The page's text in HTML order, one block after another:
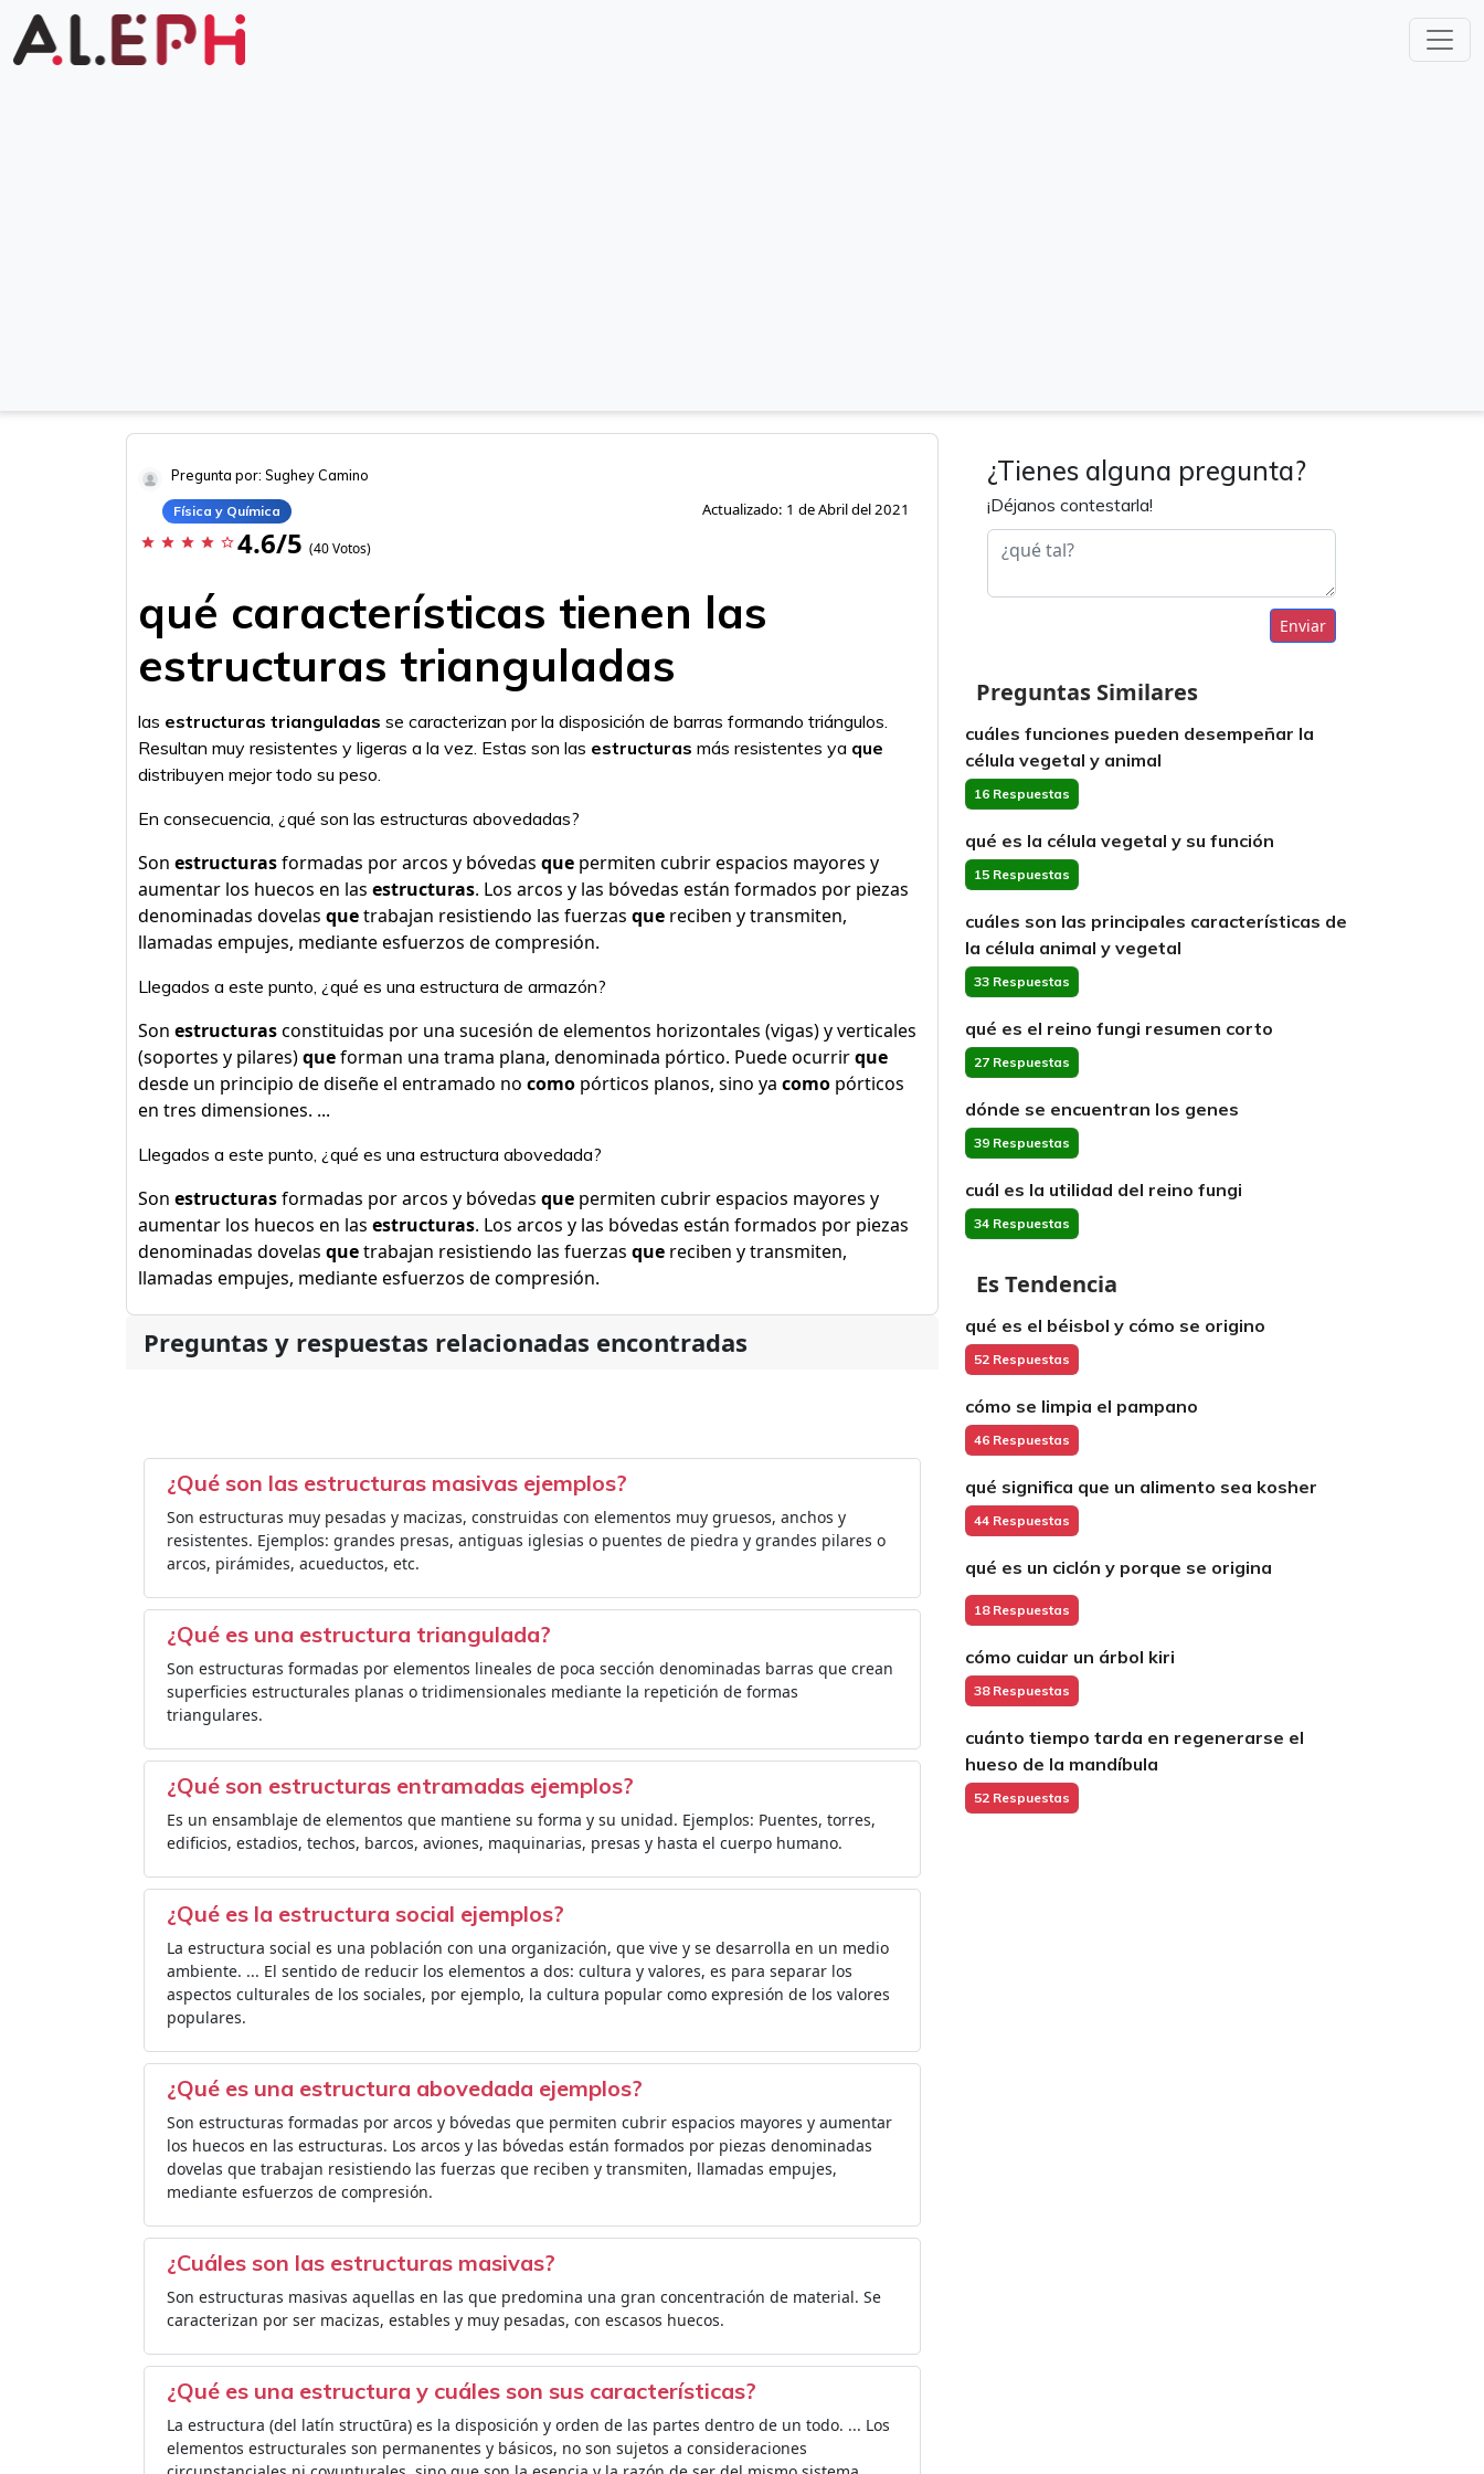
Pregunta por: Sughey Camino
Física y Química Actualizado: 1 de Abril del 2021
star star star star star_border 4.6/5 (40 Votos)
qué características tienen las
estructuras trianguladas
las estructuras trianguladas se caracterizan por la disposición de barras formando triángulos.
Resultan muy resistentes y ligeras a la vez. Estas son las estructuras más resistentes ya que
distribuyen mejor todo su peso.
En consecuencia, ¿qué son las estructuras abovedadas?
Son estructurasformadas por arcos y bóvedas que permiten cubrir espacios mayores y
aumentar los huecos en las estructuras. Los arcos y las bóvedas están formados por piezas
denominadas dovelas quetrabajan resistiendo las fuerzas que reciben y transmiten,
llamadas empujes, mediante esfuerzos de compresión.
Llegados a este punto, ¿qué es una estructura de armazón?
Son estructurasconstituidas por una sucesión de elementos horizontales (vigas) y verticales
(soportes y pilares)queforman una trama plana, denominada pórtico. Puede ocurrirque
desde un principio de diseñe el entramado no como pórticos planos, sino ya como pórticos
en tres dimensiones. ...
Llegados a este punto, ¿qué es una estructura abovedada?
Son estructurasformadas por arcos y bóvedas que permiten cubrir espacios mayores y
aumentar los huecos en las estructuras. Los arcos y las bóvedas están formados por piezas
denominadas dovelas quetrabajan resistiendo las fuerzas que reciben y transmiten,
llamadas empujes, mediante esfuerzos de compresión.
Preguntas y respuestas relacionadas encontradas
¿Qué son las estructuras masivas ejemplos?
Son estructuras muy pesadas y macizas, construidas con elementos muy gruesos, anchos y
resistentes. Ejemplos: grandes presas, antiguas iglesias o puentes de piedra y grandes pilares o
arcos, pirámides, acueductos, etc.
¿Qué es una estructura triangulada?
Son estructuras formadas por elementos lineales de poca sección denominadas barras que crean
superficies estructurales planas o tridimensionales mediante la repetición de formas
triangulares.
¿Qué son estructuras entramadas ejemplos?
Es un ensamblaje de elementos que mantiene su forma y su unidad. Ejemplos: Puentes, torres,
edificios, estadios, techos, barcos, aviones, maquinarias, presas y hasta el cuerpo humano.
¿Qué es la estructura social ejemplos?
La estructura social es una población con una organización, que vive y se desarrolla en un medio
ambiente. ... El sentido de reducir los elementos a dos: cultura y valores, es para separar los
aspectos culturales de los sociales, por ejemplo, la cultura popular como expresión de los valores
populares.
¿Qué es una estructura abovedada ejemplos?
Son estructuras formadas por arcos y bóvedas que permiten cubrir espacios mayores y aumentar
los huecos en las estructuras. Los arcos y las bóvedas están formados por piezas denominadas
dovelas que trabajan resistiendo las fuerzas que reciben y transmiten, llamadas empujes,
mediante esfuerzos de compresión.
¿Cuáles son las estructuras masivas?
Son estructuras masivas aquellas en las que predomina una gran concentración de material. Se
caracterizan por ser macizas, estables y muy pesadas, con escasos huecos.
¿Qué es una estructura y cuáles son sus características?
La estructura (del latín structūra) es la disposición y orden de las partes dentro de un todo. ... Los
elementos estructurales son permanentes y básicos, no son sujetos a consideraciones
¿Tienes alguna pregunta?
¡Déjanos contestarla!
Enviar
Preguntas Similares
cuáles funciones pueden desempeñar la
célula vegetal y animal
16 Respuestas
qué es la célula vegetal y su función
15 Respuestas
cuáles son las principales características de
la célula animal y vegetal
33 Respuestas
qué es el reino fungi resumen corto
27 Respuestas
dónde se encuentran los genes
39 Respuestas
cuál es la utilidad del reino fungi
34 Respuestas
Es Tendencia
qué es el béisbol y cómo se origino
52 Respuestas
cómo se limpia el pampano
46 Respuestas
qué significa que un alimento sea kosher
44 Respuestas
qué es un ciclón y porque se origina
18 Respuestas
cómo cuidar un árbol kiri
38 Respuestas
cuánto tiempo tarda en regenerarse el
hueso de la mandíbula
52 Respuestas